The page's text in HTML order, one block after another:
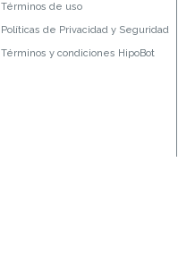
Términos de uso
Políticas de Privacidad y Seguridad
Términos y condiciones HipoBot